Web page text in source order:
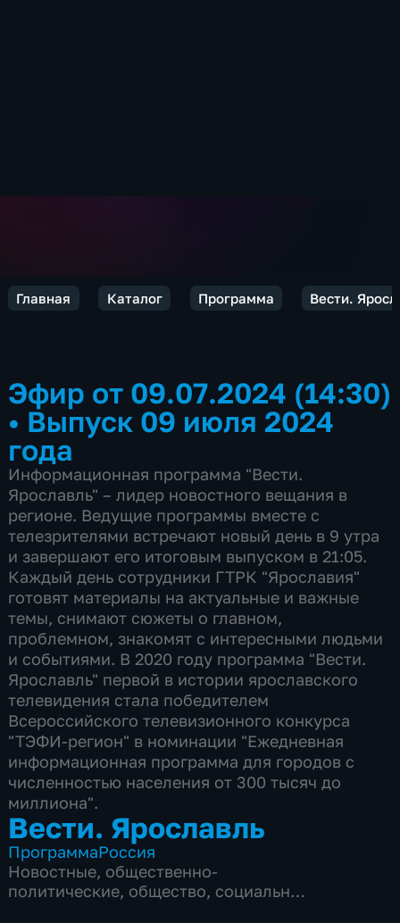
Главная Каталог Программа Вести.
Эфир от 09.07.2024 (14:30)
• Выпуск 09 июля 2024
года
Информационная программа "Вести.
Ярославль" – лидер новостного вещания в
регионе. Ведущие программы вместе с
телезрителями встречают новый день в 9 утра
и завершают его итоговым выпуском в 21:05.
Каждый день сотрудники ГТРК "Ярославия"
готовят материалы на актуальные и важные
темы, снимают сюжеты о главном,
проблемном, знакомят с интересными людьми
и событиями. В 2020 году программа "Вести.
Ярославль" первой в истории ярославского
телевидения стала победителем
Всероссийского телевизионного конкурса
"ТЭФИ-регион" в номинации "Ежедневная
информационная программа для городов с
численностью населения от 300 тысяч до
миллиона".
Вести. Ярославль
ПрограммаРоссия
Новостные, общественно-
политические, общество, социально-